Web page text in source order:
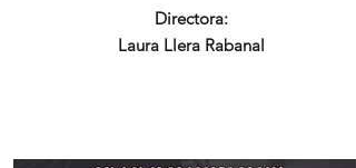
Directora:
Laura Llera Rabanal